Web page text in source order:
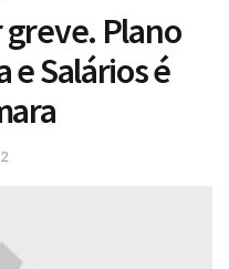
greve. Plano
e Salários é